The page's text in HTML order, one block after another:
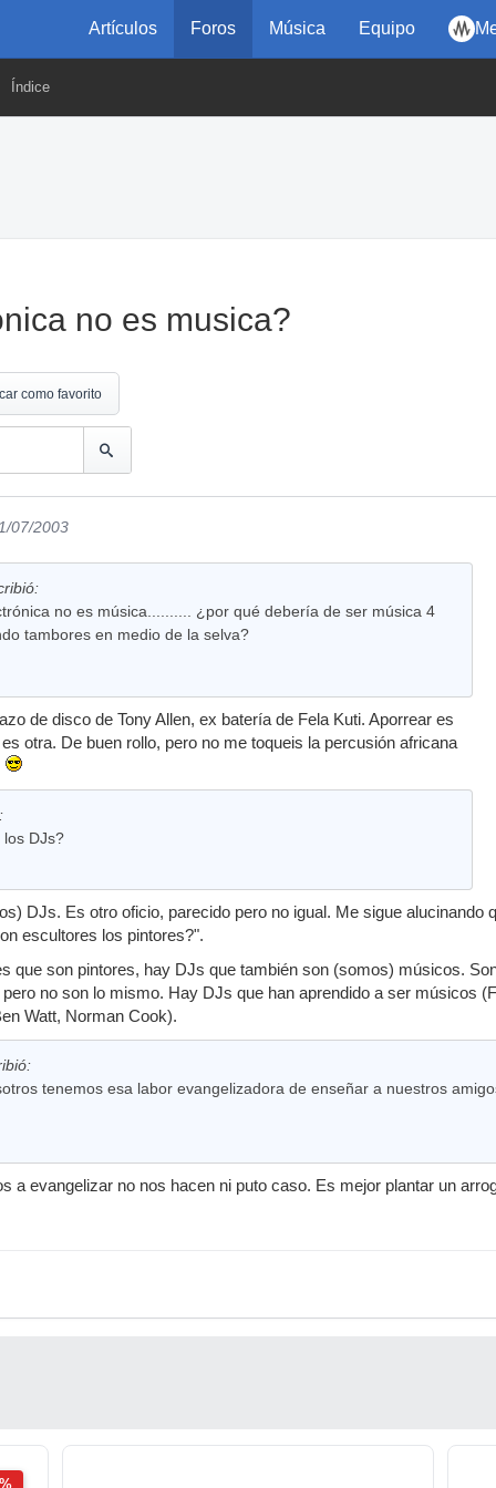
Artículos Foros Música Equipo
Índice
no es musica?
como favorito
07/2003
no es música.......... ¿por qué debería de ser música 4
tambores en medio de la selva?
de disco de Tony Allen, ex batería de Fela Kuti. Aporrear es
otra. De buen rollo, pero no me toqueis la percusión africana
DJs?
DJs. Es otro oficio, parecido pero no igual. Me sigue alucinando
escultores los pintores?".
que son pintores, hay DJs que también son (somos) músicos.
no son lo mismo. Hay DJs que han aprendido a ser músicos
Watt, Norman Cook).
tenemos esa labor evangelizadora de enseñar a nuestros
a evangelizar no nos hacen ni puto caso. Es mejor plantar un